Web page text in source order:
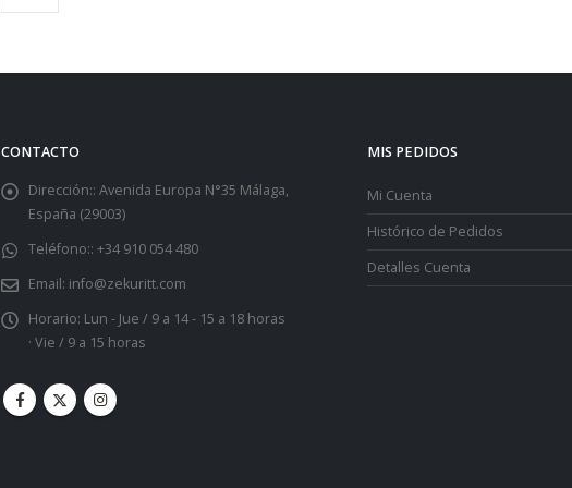
CONTACTO
Dirección:: Avenida Europa N°35 Málaga,
España (29003)
Teléfono:: +34 910 054 480
Email: info@zekuritt.com
Horario: Lun - Jue / 9 a 14 - 15 a 18 horas
· Vie / 9 a 15 horas
MIS PEDIDOS
Mi Cuenta
Histórico de Pedidos
Detalles Cuenta